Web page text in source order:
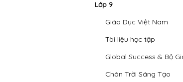
Lớp 9
Giáo Dục Việt Nam
Tài liệu học tập
Global Success & Bộ
Chân Trời Sáng Tạo